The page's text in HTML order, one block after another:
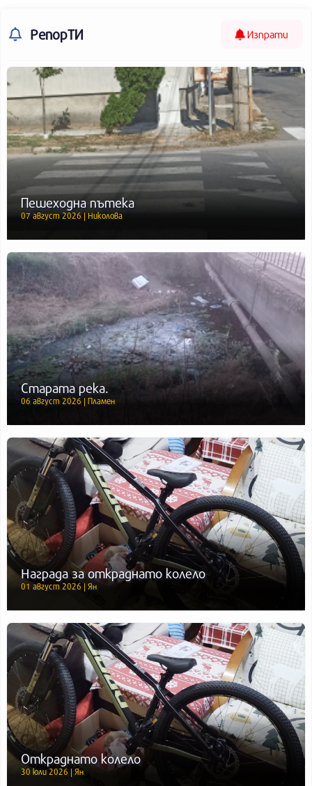
РепорТИ Изпрати
Пешеходна пътека
07 август 2026 | Николова
Старата река.
06 август 2026 | Пламен
Награда за откраднато колело
01 август 2026 | Ян
Откраднато колело
30 юли 2026 | Ян